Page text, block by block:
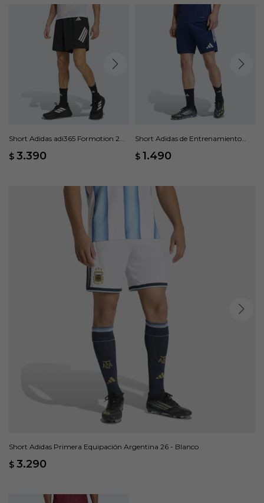
Short Adidas adi365 Formotion 2
$ 3.390
Short Adidas de Entrenamiento
$ 1.490
Short Adidas Primera Equipación Argentina 26 - Blanco
$ 3.290